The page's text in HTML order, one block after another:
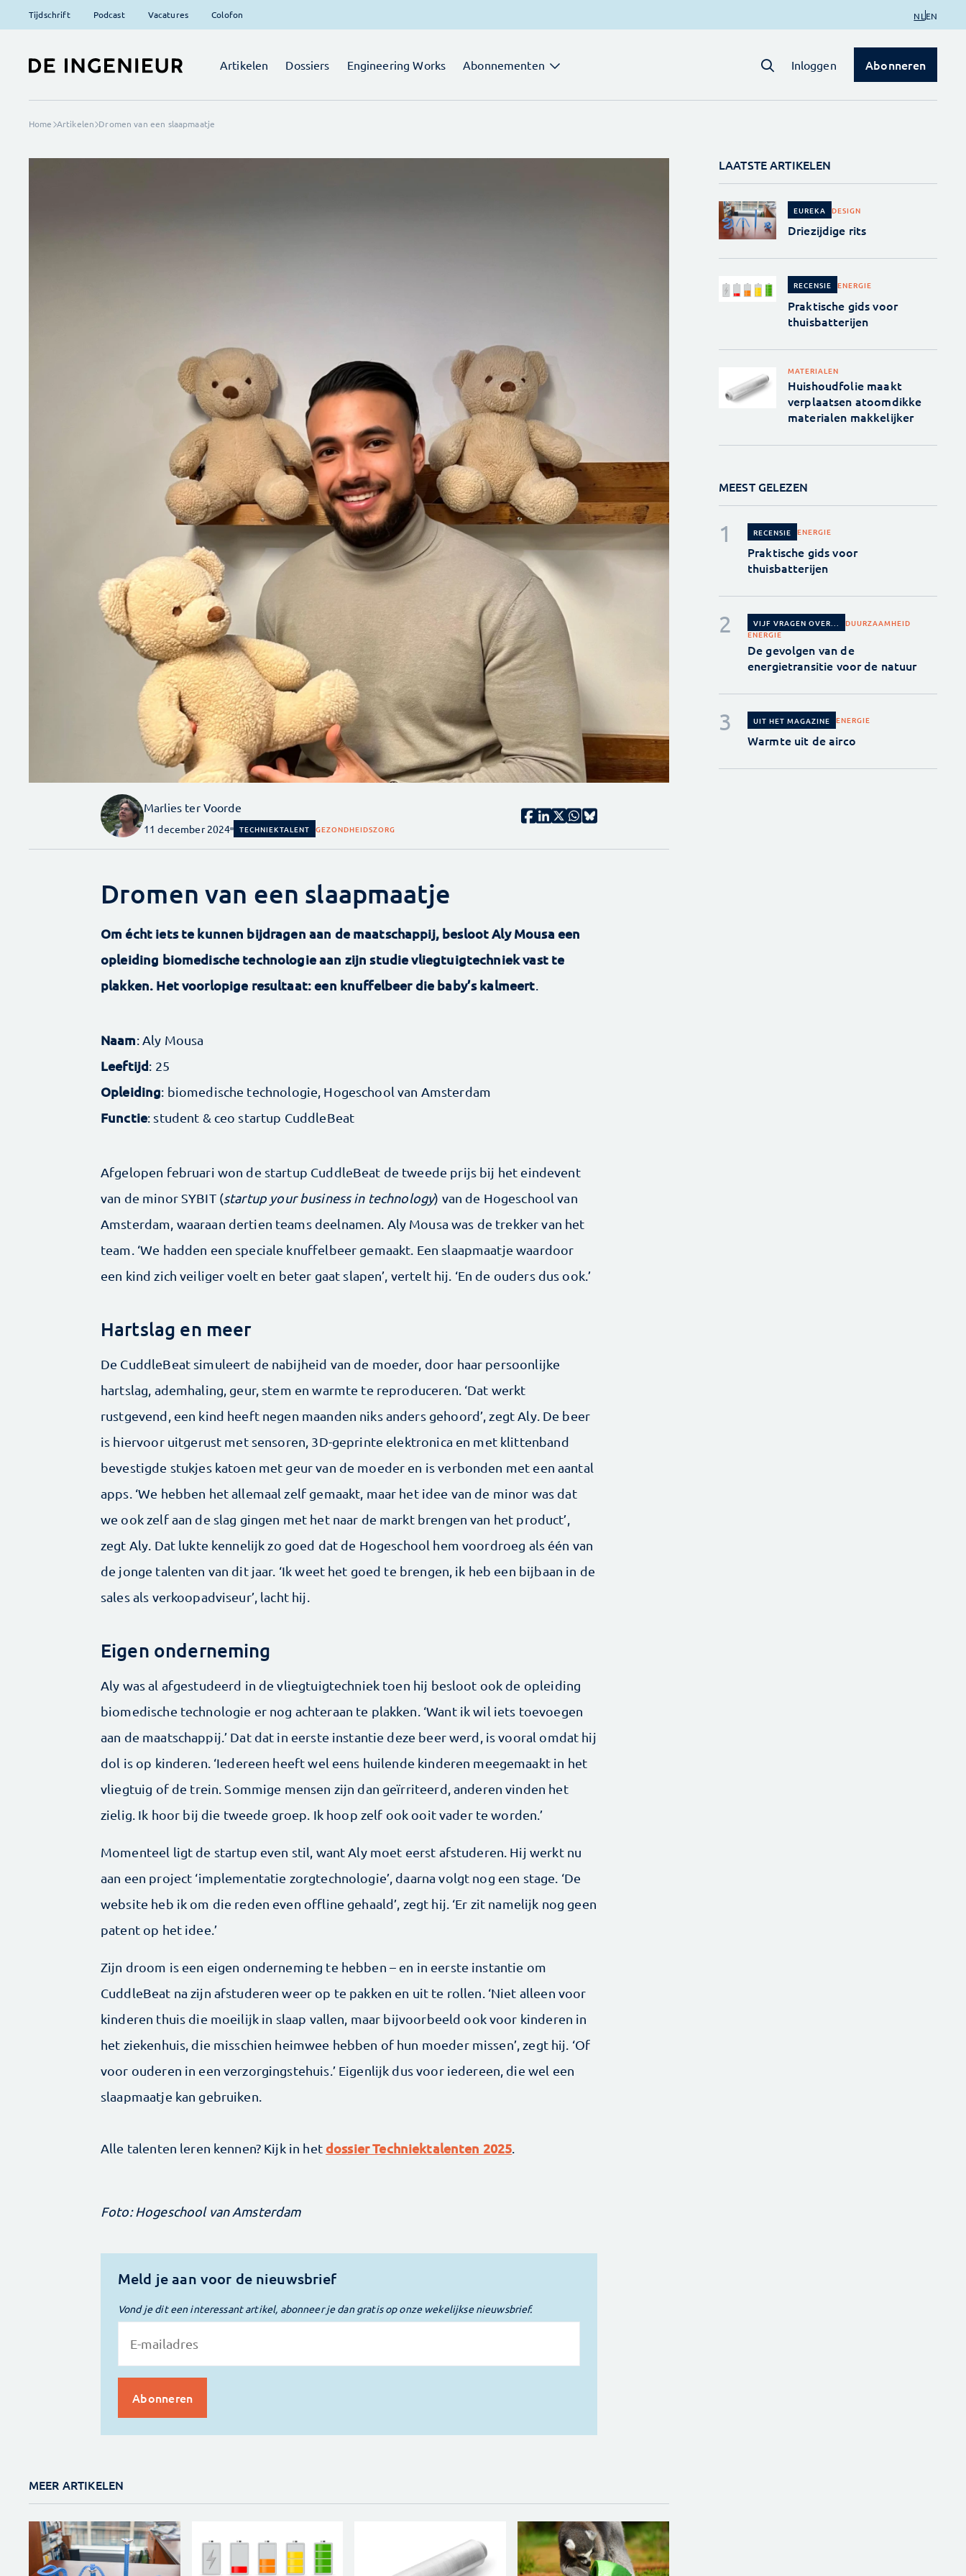
Tijdschrift Podcast Vacatures Colofon NL EN
Artikelen Dossiers Engineering Works Abonnementen Inloggen Abonneren
Home Artikelen Dromen van een slaapmaatje
Marlies ter Voorde
11 december 2024 TECHNIEKTALENT GEZONDHEIDSZORG
Dromen van een slaapmaatje
Om écht iets te kunnen bijdragen aan de maatschappij, besloot Aly Mousa een
opleiding biomedische technologie aan zijn studie vliegtuigtechniek vast te
plakken. Het voorlopige resultaat: een knuffelbeer die baby’s kalmeert
Naam: Aly Mousa
Leeftijd: 25
Opleiding: biomedische technologie, Hogeschool van Amsterdam
Functie: student & ceo startup CuddleBeat
Afgelopen februari won de startup CuddleBeat de tweede prijs bij het eindevent
van de minor SYBIT (startup your business in technology) van de Hogeschool van
Amsterdam, waaraan dertien teams deelnamen. Aly Mousa was de trekker van het
team. ‘We hadden een speciale knuffelbeer gemaakt. Een slaapmaatje waardoor
een kind zich veiliger voelt en beter gaat slapen’, vertelt hij. ‘En de ouders dus ook.’
Hartslag en meer
De CuddleBeat simuleert de nabijheid van de moeder, door haar persoonlijke
hartslag, ademhaling, geur, stem en warmte te reproduceren. ‘Dat werkt
rustgevend, een kind heeft negen maanden niks anders gehoord’, zegt Aly. De beer
is hiervoor uitgerust met sensoren, 3D-geprinte elektronica en met klittenband
bevestigde stukjes katoen met geur van de moeder en is verbonden met een aantal
apps. ‘We hebben het allemaal zelf gemaakt, maar het idee van de minor was dat
we ook zelf aan de slag gingen met het naar de markt brengen van het product’,
zegt Aly. Dat lukte kennelijk zo goed dat de Hogeschool hem voordroeg als één van
de jonge talenten van dit jaar. ‘Ik weet het goed te brengen, ik heb een bijbaan in de
sales als verkoopadviseur’, lacht hij.
Eigen onderneming
Aly was al afgestudeerd in de vliegtuigtechniek toen hij besloot ook de opleiding
biomedische technologie er nog achteraan te plakken. ‘Want ik wil iets toevoegen
aan de maatschappij.’ Dat dat in eerste instantie deze beer werd, is vooral omdat hij
dol is op kinderen. ‘Iedereen heeft wel eens huilende kinderen meegemaakt in het
vliegtuig of de trein. Sommige mensen zijn dan geïrriteerd, anderen vinden het
zielig. Ik hoor bij die tweede groep. Ik hoop zelf ook ooit vader te worden.’
Momenteel ligt de startup even stil, want Aly moet eerst afstuderen. Hij werkt nu
aan een project ‘implementatie zorgtechnologie’, daarna volgt nog een stage. ‘De
website heb ik om die reden even offline gehaald’, zegt hij. ‘Er zit namelijk nog geen
patent op het idee.’
Zijn droom is een eigen onderneming te hebben – en in eerste instantie om
CuddleBeat na zijn afstuderen weer op te pakken en uit te rollen. ‘Niet alleen voor
kinderen thuis die moeilijk in slaap vallen, maar bijvoorbeeld ook voor kinderen in
het ziekenhuis, die misschien heimwee hebben of hun moeder missen’, zegt hij. ‘Of
voor ouderen in een verzorgingstehuis.’ Eigenlijk dus voor iedereen, die wel een
slaapmaatje kan gebruiken.
Alle talenten leren kennen? Kijk in het dossier Techniektalenten 2025
Foto: Hogeschool van Amsterdam
Meld je aan voor de nieuwsbrief
Vond je dit een interessant artikel, abonneer je dan gratis op onze wekelijkse nieuwsbrief.
MEER ARTIKELEN
LAATSTE ARTIKELEN
EUREKA DESIGN
Driezijdige rits
RECENSIE ENERGIE
Praktische gids voor
thuisbatterijen
MATERIALEN
Huishoudfolie maakt
verplaatsen atoomdikke
materialen makkelijker
MEEST GELEZEN
RECENSIE ENERGIE
Praktische gids voor
thuisbatterijen
VIJF VRAGEN OVER...
DUURZAAMHEID
ENERGIE
De gevolgen van de
energietransitie voor de natuur
UIT HET MAGAZINE ENERGIE
Warmte uit de airco